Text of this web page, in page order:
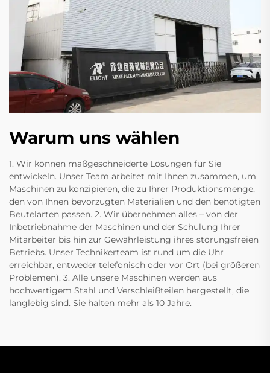
Warum uns wählen
1. Wir können maßgeschneiderte Lösungen für Sie
entwickeln. Unser Team arbeitet mit Ihnen zusammen, um
Maschinen zu konzipieren, die zu Ihrer Produktionsmenge,
den von Ihnen bevorzugten Materialien und den benötigten
Beutelarten passen. 2. Wir übernehmen alles – von der
Inbetriebnahme der Maschinen und der Schulung Ihrer
Mitarbeiter bis hin zur Gewährleistung ihres störungsfreien
Betriebs. Unser Technikerteam ist rund um die Uhr
erreichbar, entweder telefonisch oder vor Ort (bei größeren
Problemen). 3. Alle unsere Maschinen werden aus
hochwertigem Stahl und Verschleißteilen hergestellt, die
langlebig sind. Sie halten mehr als 10 Jahre.